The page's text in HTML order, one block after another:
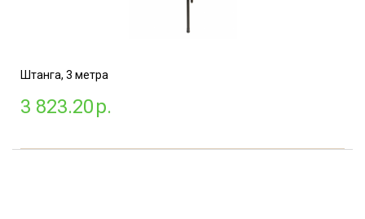
Штанга, 3 метра
3 823.20р.